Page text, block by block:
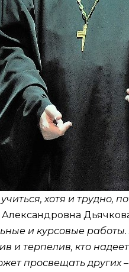
хотя и трудно,
Александровна
и курсовые
и терпелив, кто
просвещать